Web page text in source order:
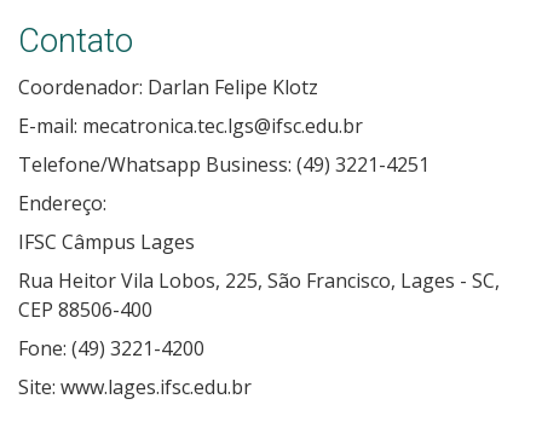
Contato
Coordenador: Darlan Felipe Klotz
E-mail: mecatronica.tec.lgs@ifsc.edu.br
Telefone/Whatsapp Business: (49) 3221-4251
Endereço:
IFSC Câmpus Lages
Rua Heitor Vila Lobos, 225, São Francisco, Lages - SC,
CEP 88506-400
Fone: (49) 3221-4200
Site: www.lages.ifsc.edu.br